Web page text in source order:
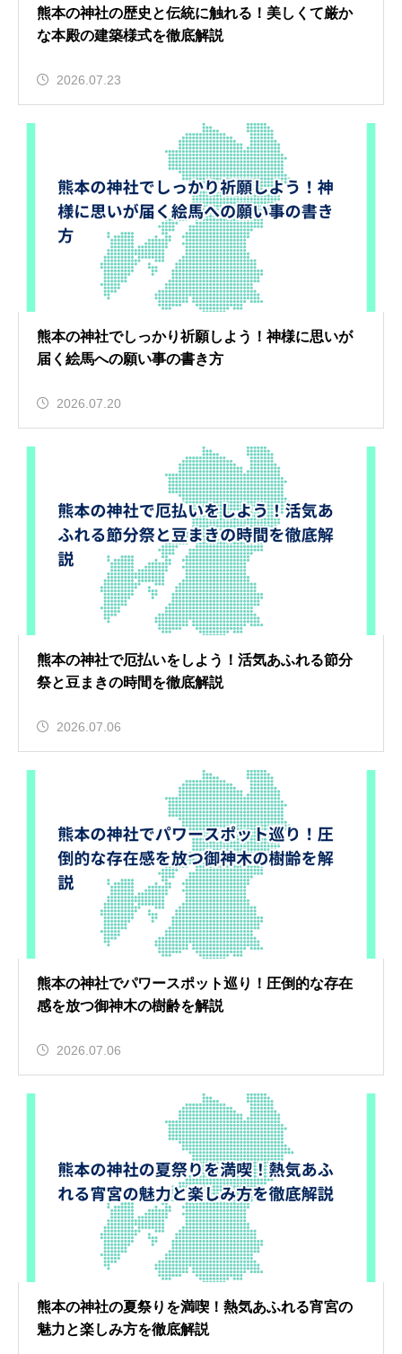
熊本の神社の歴史と伝統に触れる！美しくて厳か
な本殿の建築様式を徹底解説
2026.07.23
熊本の神社でしっかり祈願しよう！神様に思いが
届く絵馬への願い事の書き方
2026.07.20
熊本の神社で厄払いをしよう！活気あふれる節分
祭と豆まきの時間を徹底解説
2026.07.06
熊本の神社でパワースポット巡り！圧倒的な存在
感を放つ御神木の樹齢を解説
2026.07.06
熊本の神社の夏祭りを満喫！熱気あふれる宵宮の
魅力と楽しみ方を徹底解説